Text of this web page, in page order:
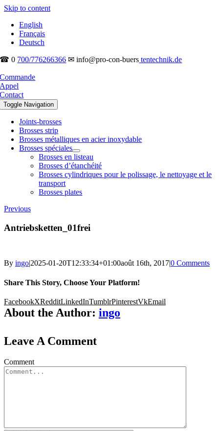
Skip to content
English
Français
Deutsch
☎ 0 700/776266366 ✉ info@pro-con-buers tentechnik.de
Commande
Appel
Contact
Toggle Navigation
Joints-brosses
Brosses strip
Brosses métalliques en acier inoxydable
Brosses spéciales
Brosses en listeau
Brosses d’étanchéité
Brosses cylindriques pour le polissage, le nettoyage et le
transport
Brosses plates
Previous
Antriebsketten_01frei
By ingo|2025-01-20T12:33:34+01:00août 16th, 2017|0 Comments
Share This Story, Choose Your Platform!
FacebookXRedditLinkedInTumblrPinterestVkEmail
About the Author: ingo
Leave A Comment
Comment